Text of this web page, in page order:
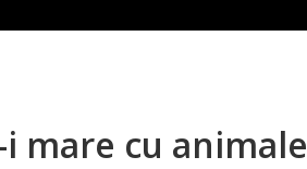
i mare cu